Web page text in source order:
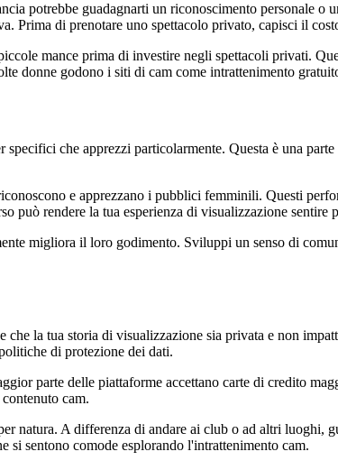
potrebbe guadagnarti un riconoscimento personale
Prima di prenotare uno spettacolo privato, capisci il
mance prima di investire negli spettacoli privati.
donne godono i siti di cam come intrattenimento
che apprezzi particolarmente. Questa è una
e apprezzano i pubblici femminili. Questi
può rendere la tua esperienza di visualizzazione sentire
migliora il loro godimento. Sviluppi un senso di
la tua storia di visualizzazione sia privata e non
di protezione dei dati.
parte delle piattaforme accettano carte di credito
cam.
natura. A differenza di andare ai club o ad altri luoghi,
si sentono comode esplorando l'intrattenimento cam.